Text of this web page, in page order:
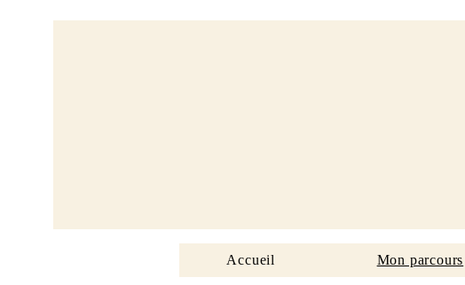
Accueil Mon parcours